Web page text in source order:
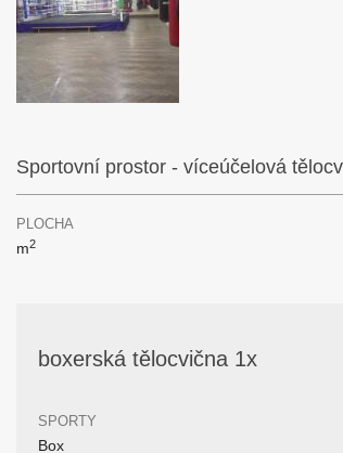
Sportovní prostor - víceúčelová
PLOCHA
m2
boxerská tělocvična 1x
SPORTY
Box